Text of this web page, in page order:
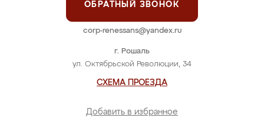
г. Рошаль
ул. Октябрьской Революции, 34
СХЕМА ПРОЕЗДА
Добавить в избранное
ОБРАТНЫЙ ЗВОНОК
corp-renessans@yandex.ru